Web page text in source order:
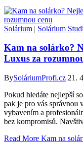
Solárium | Solárium
Kam na solárko?
Luxus za
BySoláriumProfi.cz 21.
Pokud hledáte nejlepší
pak je pro vás správnou
vybavením a
bez kompromisů.
Read More Kam na